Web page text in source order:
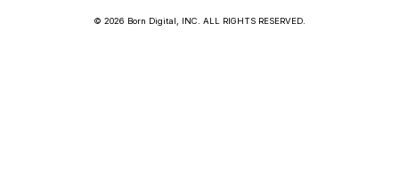
© 2026 Born Digital, INC. ALL RIGHTS RESERVED.